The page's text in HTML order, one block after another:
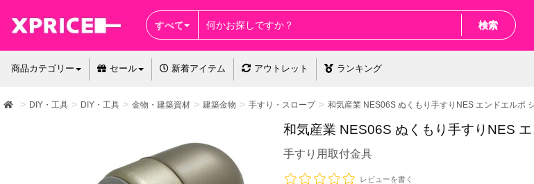
すべて 検索
商品カテゴリー セール 新着アイテム アウトレット ランキング
DIY・工具 DIY・工具 金物・建築資材 建築金物 手すり・スロープ 和気産業 NES06S ぬくもり手すりNES エンドエルボ
和気産業 NES06S ぬくもり手すりNES
手すり用取付金具
レビューを書く